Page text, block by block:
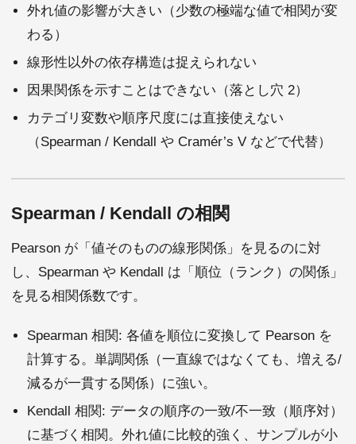
外れ値の影響が大きい（少数の極端な値で相関が変
わる）
線形性以外の依存構造は捉えられない
因果関係を示すことはできない（落とし穴 2）
カテゴリ変数や順序尺度には直接使えない
（Spearman / Kendall や Cramér’s V などで代替）
Spearman / Kendall の相関
Pearson が「値そのものの線形関係」を見るのに対
し、Spearman や Kendall は「順位（ランク）の関係」
を見る相関係数です。
Spearman 相関: 各値を順位に変換して Pearson を
計算する。単調関係（一直線ではなくても、増える/
減るが一貫する関係）に強い。
Kendall 相関: データの順序の一致/不一致（順序対）
に基づく相関。外れ値に比較的強く、サンプルが小